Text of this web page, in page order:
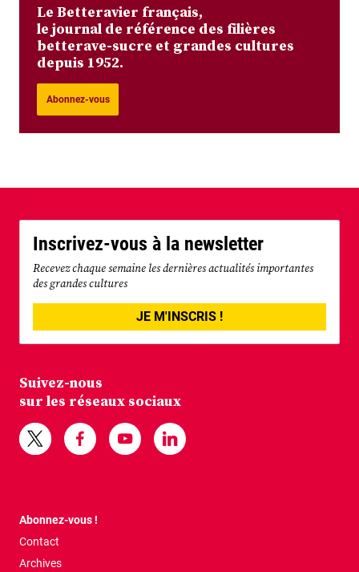
Le Betteravier français,
le journal de référence des filières
betterave-sucre et grandes cultures
depuis 1952.
Abonnez-vous
Inscrivez-vous à la newsletter
Recevez chaque semaine les dernières actualités importantes
des grandes cultures
JE M'INSCRIS !
Suivez-nous
sur les réseaux sociaux
Abonnez-vous !
Contact
Archives